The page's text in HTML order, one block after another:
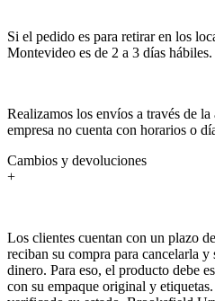
Si el pedido es para retirar en los
Montevideo es de 2 a 3 días hábiles.
Realizamos los envíos a través de
empresa no cuenta con horarios o
Cambios y devoluciones
+
Los clientes cuentan con un plazo
reciban su compra para cancelarla
dinero. Para eso, el producto debe
con su empaque original y